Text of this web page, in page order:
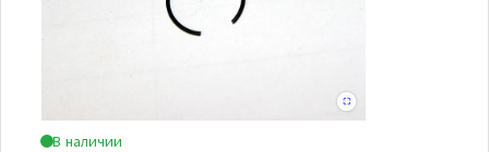
В наличии